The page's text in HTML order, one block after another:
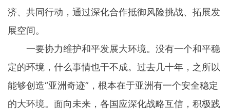
济、共同行动，通过深化合作抵御风险挑战、拓展发
展空间。
一要协力维护和平发展大环境。没有一个和平稳
定的环境，什么事情也干不成。过去几十年，之所以
能够创造“亚洲奇迹”，根本在于亚洲有一个安全稳定
的大环境。面向未来，各国应深化战略互信，积极践